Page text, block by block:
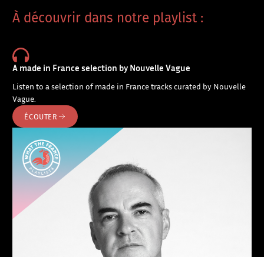
À découvrir dans notre playlist :
A made in France selection by Nouvelle Vague
Listen to a selection of made in France tracks curated by Nouvelle
Vague.
ÉCOUTER